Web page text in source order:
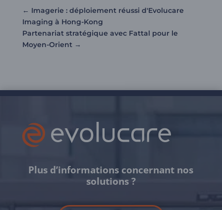
← Imagerie : déploiement réussi d'Evolucare
Imaging à Hong-Kong
Partenariat stratégique avec Fattal pour le
Moyen-Orient→
Plus d’informations concernant nos
solutions ?